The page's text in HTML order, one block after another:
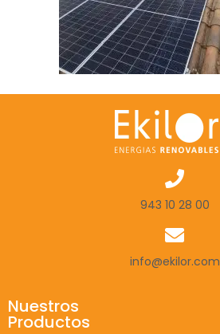
943 10 28 00
info@ekilor.com
Nuestros
Productos